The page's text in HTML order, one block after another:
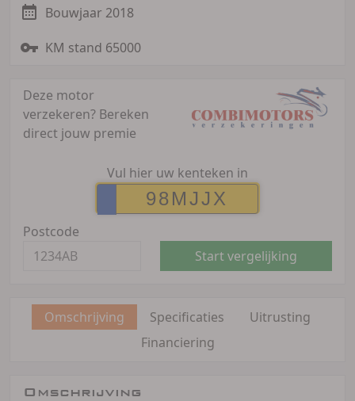
Bouwjaar 2018
KM stand 65000
Deze motor
verzekeren? Bereken
direct jouw premie
Vul hier uw kenteken in
Postcode
Start vergelijking
Omschrijving Specificaties
Uitrusting
Financiering
Omschrijving